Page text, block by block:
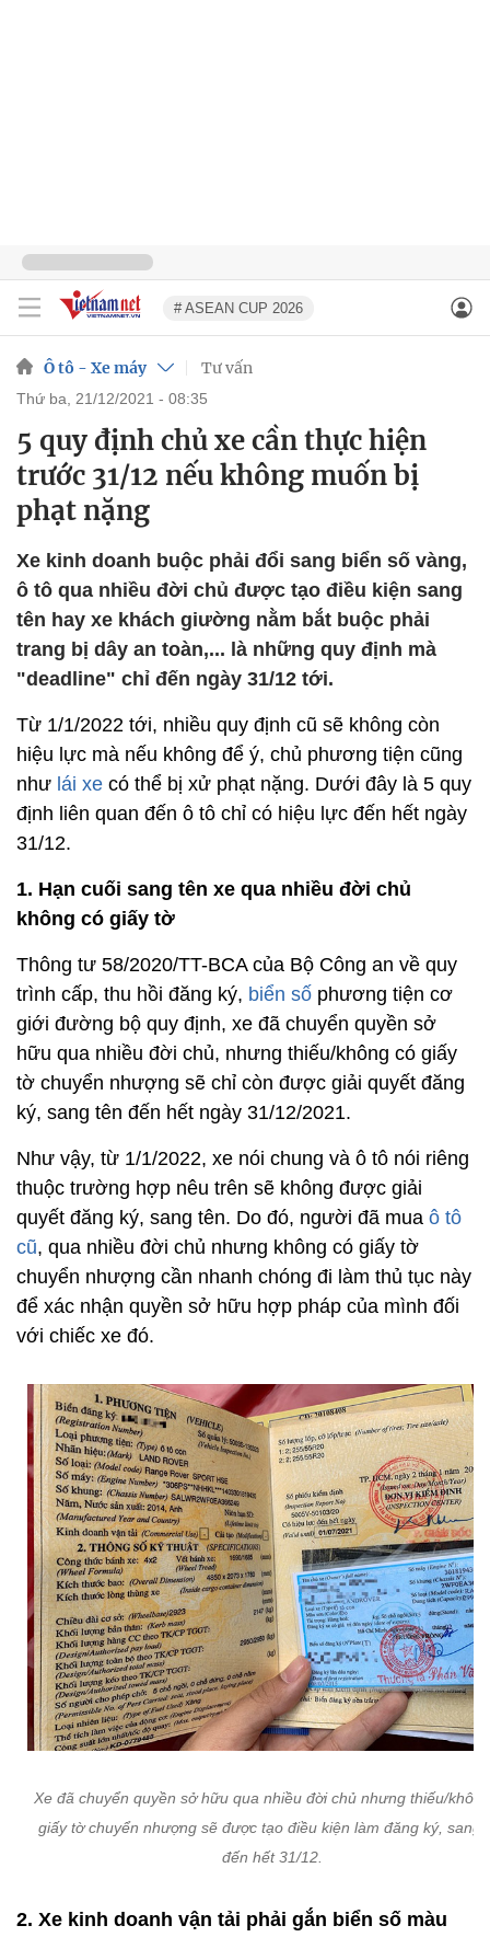
# ASEAN CUP 2026
Ô tô - Xe máy Tư vấn
thứ ba, 21/12/2021 - 08:35
5 quy định chủ xe cần thực hiện
trước 31/12 nếu không muốn bị
phạt nặng
Xe kinh doanh buộc phải đổi sang biển số vàng,
ô tô qua nhiều đời chủ được tạo điều kiện sang
tên hay xe khách giường nằm bắt buộc phải
trang bị dây an toàn,... là những quy định mà
"deadline" chỉ đến ngày 31/12 tới.
Từ 1/1/2022 tới, nhiều quy định cũ sẽ không còn
hiệu lực mà nếu không để ý, chủ phương tiện cũng
như lái xe có thể bị xử phạt nặng. Dưới đây là 5 quy
định liên quan đến ô tô chỉ có hiệu lực đến hết ngày
31/12.
1. Hạn cuối sang tên xe qua nhiều đời chủ
không có giấy tờ
Thông tư 58/2020/TT-BCA của Bộ Công an về quy
trình cấp, thu hồi đăng ký, biển số phương tiện cơ
giới đường bộ quy định, xe đã chuyển quyền sở
hữu qua nhiều đời chủ, nhưng thiếu/không có giấy
tờ chuyển nhượng sẽ chỉ còn được giải quyết đăng
ký, sang tên đến hết ngày 31/12/2021.
Như vậy, từ 1/1/2022, xe nói chung và ô tô nói riêng
thuộc trường hợp nêu trên sẽ không được giải
quyết đăng ký, sang tên. Do đó, người đã mua ô tô
cũ, qua nhiều đời chủ nhưng không có giấy tờ
chuyển nhượng cần nhanh chóng đi làm thủ tục này
để xác nhận quyền sở hữu hợp pháp của mình đối
với chiếc xe đó.
Xe đã chuyển quyền sở hữu qua nhiều đời chủ nhưng thiếu/
giấy tờ chuyển nhượng sẽ được tạo điều kiện làm đăng ký, sang
đến hết 31/12.
2. Xe kinh doanh vận tải phải gắn biển số màu